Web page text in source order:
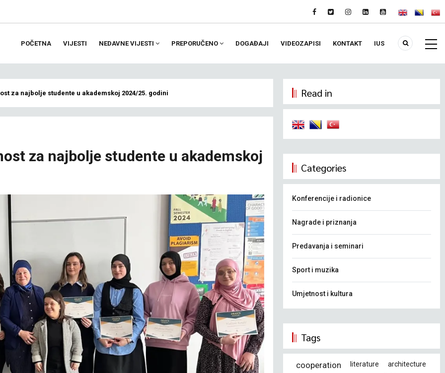
POČETNA VIJESTI NEDAVNE VIJESTI PREPORUČENO DOGAĐAJI VIDEOZAPISI KONTAKT IUS
za najbolje studente u akademskoj 2024/25. godini
za najbolje studente u akademskoj
Read in
Categories
Konferencije i radionice
Nagrade i priznanja
Predavanja i seminari
Sport i muzika
Umjetnost i kultura
Tags
cooperation literature
architecture